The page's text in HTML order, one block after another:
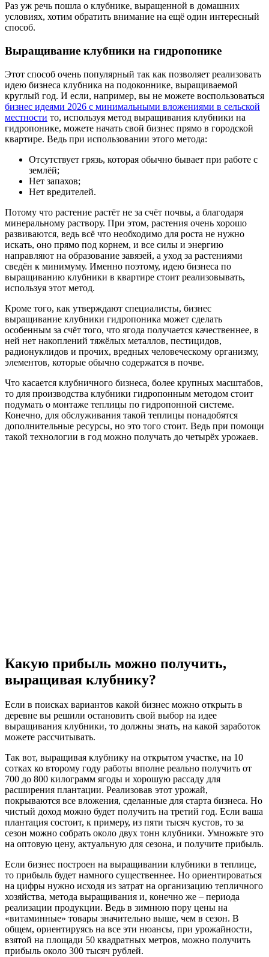
Раз уж речь пошла о клубнике, выращенной в домашних
условиях, хотим обратить внимание на ещё один интересный
способ.
Выращивание клубники на гидропонике
Этот способ очень популярный так как позволяет реализовать
идею бизнеса клубника на подоконнике, выращиваемой
круглый год. И если, например, вы не можете воспользоваться
бизнес идеями 2026 с минимальными вложениями в сельской
местности то, используя метод выращивания клубники на
гидропонике, можете начать свой бизнес прямо в городской
квартире. Ведь при использовании этого метода:
Отсутствует грязь, которая обычно бывает при работе с
землёй;
Нет запахов;
Нет вредителей.
Потому что растение растёт не за счёт почвы, а благодаря
минеральному раствору. При этом, растения очень хорошо
развиваются, ведь всё что необходимо для роста не нужно
искать, оно прямо под корнем, и все силы и энергию
направляют на образование завязей, а уход за растениями
сведён к минимуму. Именно поэтому, идею бизнеса по
выращиванию клубники в квартире стоит реализовывать,
используя этот метод.
Кроме того, как утверждают специалисты, бизнес
выращивание клубники гидропоника может сделать
особенным за счёт того, что ягода получается качественнее, в
ней нет накоплений тяжёлых металлов, пестицидов,
радионуклидов и прочих, вредных человеческому организму,
элементов, которые обычно содержатся в почве.
Что касается клубничного бизнеса, более крупных масштабов,
то для производства клубники гидропонным методом стоит
подумать о монтаже теплицы по гидропонной системе.
Конечно, для обслуживания такой теплицы понадобятся
дополнительные ресурсы, но это того стоит. Ведь при помощи
такой технологии в год можно получать до четырёх урожаев.
Какую прибыль можно получить,
выращивая клубнику?
Если в поисках вариантов какой бизнес можно открыть в
деревне вы решили остановить свой выбор на идее
выращивания клубники, то должны знать, на какой заработок
можете рассчитывать.
Так вот, выращивая клубнику на открытом участке, на 10
сотках ко второму году работы вполне реально получить от
700 до 800 килограмм ягоды и хорошую рассаду для
расширения плантации. Реализовав этот урожай,
покрываются все вложения, сделанные для старта бизнеса. Но
чистый доход можно будет получить на третий год. Если ваша
плантация состоит, к примеру, из пяти тысяч кустов, то за
сезон можно собрать около двух тонн клубники. Умножьте это
на оптовую цену, актуальную для сезона, и получите прибыль.
Если бизнес построен на выращивании клубники в теплице,
то прибыль будет намного существеннее. Но ориентироваться
на цифры нужно исходя из затрат на организацию тепличного
хозяйства, метода выращивания и, конечно же – периода
реализации продукции. Ведь в зимнюю пору цены на
«витаминные» товары значительно выше, чем в сезон. В
общем, ориентируясь на все эти нюансы, при урожайности,
взятой на площади 50 квадратных метров, можно получить
прибыль около 300 тысяч рублей.